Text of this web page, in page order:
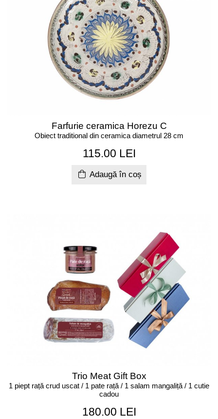
Farfurie ceramica Horezu C
Obiect traditional din ceramica diametrul 28 cm
115.00 LEI
Adaugă în coș
Trio Meat Gift Box
1 piept rață crud uscat / 1 pate rață / 1 salam mangaliță / 1 cutie
cadou
180.00 LEI